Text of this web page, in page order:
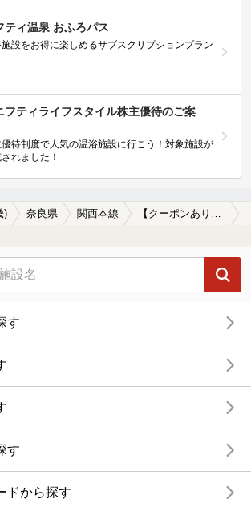
ティ温泉 おふろパス
設をお得に楽しめるサブスクリプションプラン
フティライフスタイル株主優待のご案
待制度で人気の温浴施設に行こう！対象施設が
れました！
) 奈良県 関西本線 【クーポンあり】漫画が楽しめる関西本線周辺の温泉、日帰り温泉、スーパー銭湯を探す
す
す
ドから探す